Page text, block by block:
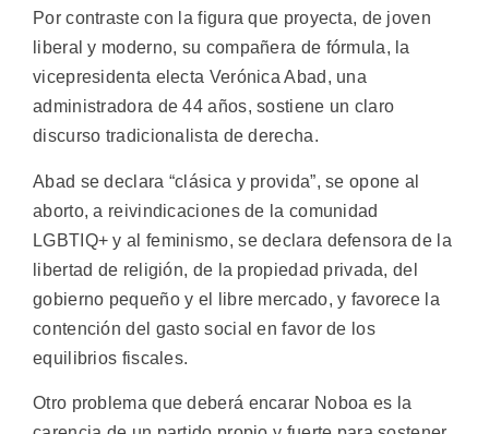
Por contraste con la figura que proyecta, de joven
liberal y moderno, su compañera de fórmula, la
vicepresidenta electa Verónica Abad, una
administradora de 44 años, sostiene un claro
discurso tradicionalista de derecha.
Abad se declara “clásica y provida”, se opone al
aborto, a reivindicaciones de la comunidad
LGBTIQ+ y al feminismo, se declara defensora de la
libertad de religión, de la propiedad privada, del
gobierno pequeño y el libre mercado, y favorece la
contención del gasto social en favor de los
equilibrios fiscales.
Otro problema que deberá encarar Noboa es la